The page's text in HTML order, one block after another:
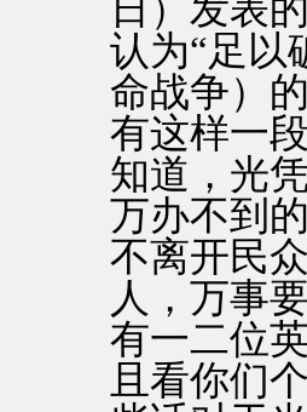
日）发表
认为“足以
命战争）
有这样一
知道，光
万办不到
不离开民
人，万事
有一二位
且看你们